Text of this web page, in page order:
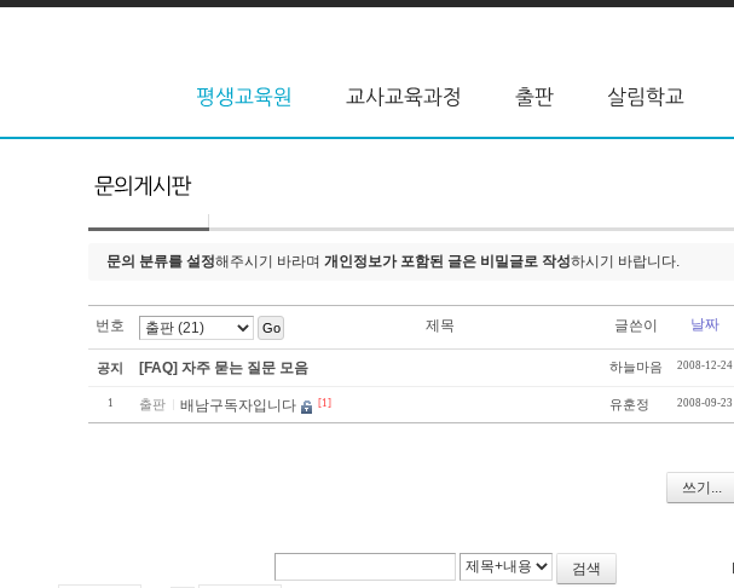
문의 분류를 설정해주시기 바라며 개인정보가 포함된 글은 비밀글로 작성하시기 바랍니다.
번호 Go 제목 글쓴이 날짜
공지 [FAQ] 자주 묻는 질문 모음 하늘마음 2008-12-24
1 출판 배남구독자입니다 [1] 유훈정 2008-09-23
쓰기...
검색